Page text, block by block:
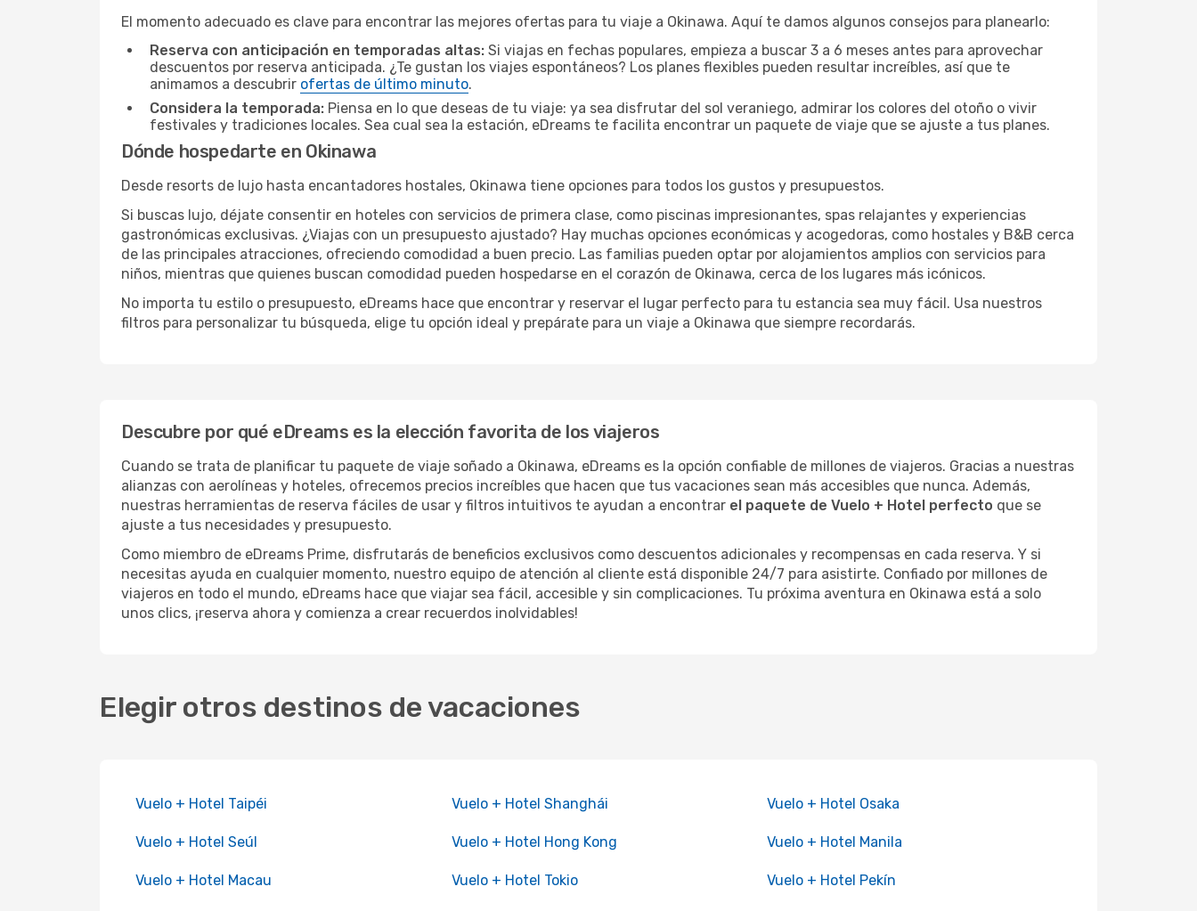
El momento adecuado es clave para encontrar las mejores ofertas para tu viaje a Okinawa. Aquí te damos algunos consejos para planearlo:
Reserva con anticipación en temporadas altas: Si viajas en fechas populares, empieza a buscar 3 a 6 meses antes para aprovechar
descuentos por reserva anticipada. ¿Te gustan los viajes espontáneos? Los planes flexibles pueden resultar increíbles, así que te
animamos a descubrir ofertas de último minuto.
Considera la temporada: Piensa en lo que deseas de tu viaje: ya sea disfrutar del sol veraniego, admirar los colores del otoño o vivir
festivales y tradiciones locales. Sea cual sea la estación, eDreams te facilita encontrar un paquete de viaje que se ajuste a tus planes.
Dónde hospedarte en Okinawa
Desde resorts de lujo hasta encantadores hostales, Okinawa tiene opciones para todos los gustos y presupuestos.
Si buscas lujo, déjate consentir en hoteles con servicios de primera clase, como piscinas impresionantes, spas relajantes y experiencias
gastronómicas exclusivas. ¿Viajas con un presupuesto ajustado? Hay muchas opciones económicas y acogedoras, como hostales y B&B cerca
de las principales atracciones, ofreciendo comodidad a buen precio. Las familias pueden optar por alojamientos amplios con servicios para
niños, mientras que quienes buscan comodidad pueden hospedarse en el corazón de Okinawa, cerca de los lugares más icónicos.
No importa tu estilo o presupuesto, eDreams hace que encontrar y reservar el lugar perfecto para tu estancia sea muy fácil. Usa nuestros
filtros para personalizar tu búsqueda, elige tu opción ideal y prepárate para un viaje a Okinawa que siempre recordarás.
Descubre por qué eDreams es la elección favorita de los viajeros
Cuando se trata de planificar tu paquete de viaje soñado a Okinawa, eDreams es la opción confiable de millones de viajeros. Gracias a nuestras
alianzas con aerolíneas y hoteles, ofrecemos precios increíbles que hacen que tus vacaciones sean más accesibles que nunca. Además,
nuestras herramientas de reserva fáciles de usar y filtros intuitivos te ayudan a encontrar el paquete de Vuelo + Hotel perfecto que se
ajuste a tus necesidades y presupuesto.
Como miembro de eDreams Prime, disfrutarás de beneficios exclusivos como descuentos adicionales y recompensas en cada reserva. Y si
necesitas ayuda en cualquier momento, nuestro equipo de atención al cliente está disponible 24/7 para asistirte. Confiado por millones de
viajeros en todo el mundo, eDreams hace que viajar sea fácil, accesible y sin complicaciones. Tu próxima aventura en Okinawa está a solo
unos clics, ¡reserva ahora y comienza a crear recuerdos inolvidables!
Elegir otros destinos de vacaciones
Vuelo + Hotel Taipéi Vuelo + Hotel Shanghái Vuelo + Hotel Osaka
Vuelo + Hotel Seúl Vuelo + Hotel Hong Kong Vuelo + Hotel Manila
Vuelo + Hotel Macau Vuelo + Hotel Tokio Vuelo + Hotel Pekín